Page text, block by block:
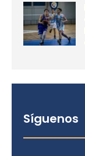
Síguenos